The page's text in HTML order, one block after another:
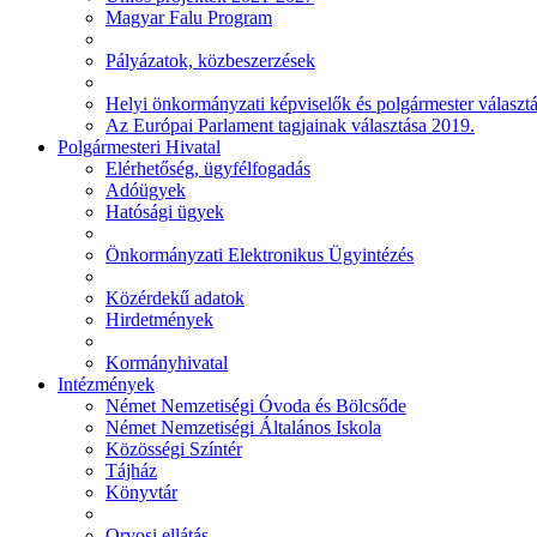
Magyar Falu Program
Pályázatok, közbeszerzések
Helyi önkormányzati képviselők és polgármester
Az Európai Parlament tagjainak választása 2019.
Polgármesteri Hivatal
Elérhetőség, ügyfélfogadás
Adóügyek
Hatósági ügyek
Önkormányzati Elektronikus Ügyintézés
Közérdekű adatok
Hirdetmények
Kormányhivatal
Intézmények
Német Nemzetiségi Óvoda és Bölcsőde
Német Nemzetiségi Általános Iskola
Közösségi Színtér
Tájház
Könyvtár